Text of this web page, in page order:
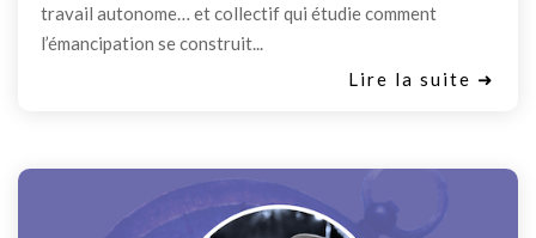
travail autonome… et collectif qui étudie comment
l’émancipation se construit...
Lire la suite ➜